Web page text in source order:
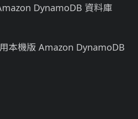
DynamoDB 資料庫
本機版 Amazon DynamoDB